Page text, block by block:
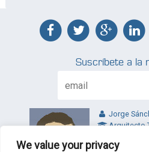
We value your privacy
Suscríbete a la
Jorge
Arquitecto
Valladolid -